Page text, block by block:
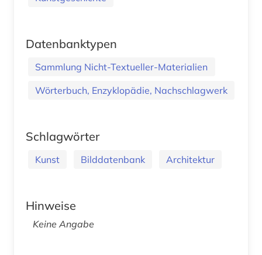
Datenbanktypen
Sammlung Nicht-Textueller-Materialien
Wörterbuch, Enzyklopädie, Nachschlagwerk
Schlagwörter
Kunst Bilddatenbank Architektur
Hinweise
Keine Angabe